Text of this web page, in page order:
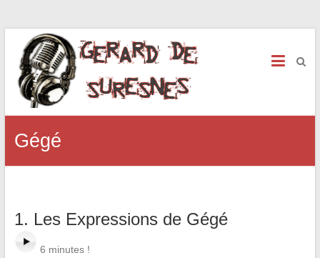
Gégé
1. Les Expressions de Gégé
6 minutes !